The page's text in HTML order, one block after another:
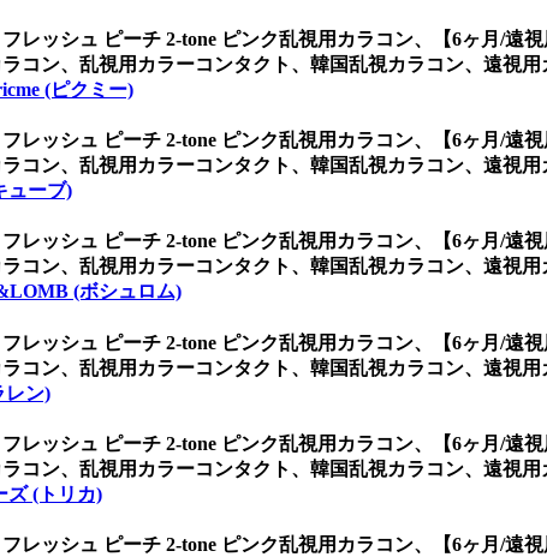
フレッシュ ピーチ 2-tone ピンク乱視用カラコン、
【6ヶ月/遠
コン、乱視用カラーコンタクト、韓国乱視カラコン、遠視
(ピクミー)
フレッシュ ピーチ 2-tone ピンク乱視用カラコン、
【6ヶ月/遠
コン、乱視用カラーコンタクト、韓国乱視カラコン、遠視
ューブ)
フレッシュ ピーチ 2-tone ピンク乱視用カラコン、
【6ヶ月/遠
コン、乱視用カラーコンタクト、韓国乱視カラコン、遠視
(ボシュロム)
フレッシュ ピーチ 2-tone ピンク乱視用カラコン、
【6ヶ月/遠
コン、乱視用カラーコンタクト、韓国乱視カラコン、遠視
ン)
フレッシュ ピーチ 2-tone ピンク乱視用カラコン、
【6ヶ月/遠
コン、乱視用カラーコンタクト、韓国乱視カラコン、遠視
ズ (トリカ)
フレッシュ ピーチ 2-tone ピンク乱視用カラコン、
【6ヶ月/遠